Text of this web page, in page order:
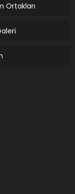
Ortakları